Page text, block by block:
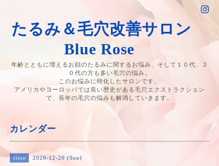
たるみ＆毛穴改善サロン
Blue Rose
年齢とともに増えるお顔のたるみに関するお悩み、そして１０代、２
０代の方も多い毛穴の悩み。
このお悩みに特化したサロンです。
アメリカやヨーロッパでは長い歴史がある毛穴エクストラクション
で、長年の毛穴の悩みも解消していきます。
カレンダー
close 2020-12-20 (Sun)